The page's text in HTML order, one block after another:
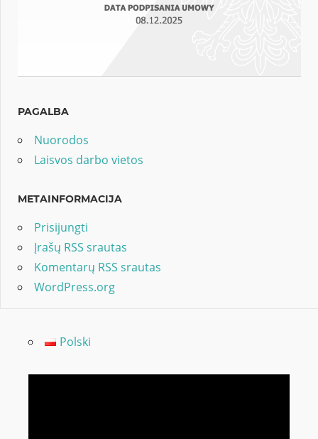
PAGALBA
Nuorodos
Laisvos darbo vietos
METAINFORMACIJA
Prisijungti
Įrašų RSS srautas
Komentarų RSS srautas
WordPress.org
Polski